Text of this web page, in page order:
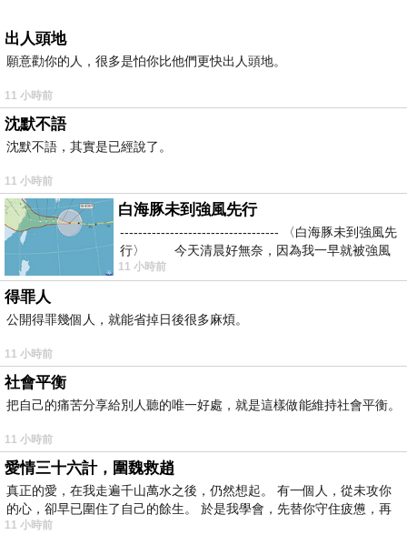
出人頭地
願意勸你的人，很多是怕你比他們更快出人頭地。
11 小時前
沈默不語
沈默不語，其實是已經說了。
11 小時前
白海豚未到強風先行
----------------------------------- 〈白海豚未到強風先
行〉 今天清晨好無奈，因為我一早就被強風
11 小時前
得罪人
公開得罪幾個人，就能省掉日後很多麻煩。
11 小時前
社會平衡
把自己的痛苦分享給別人聽的唯一好處，就是這樣做能維持社會平衡。
11 小時前
愛情三十六計，圍魏救趙
真正的愛，在我走遍千山萬水之後，仍然想起。 有一個人，從未攻你
的心，卻早已圍住了自己的餘生。 於是我學會，先替你守住疲憊，再
11 小時前